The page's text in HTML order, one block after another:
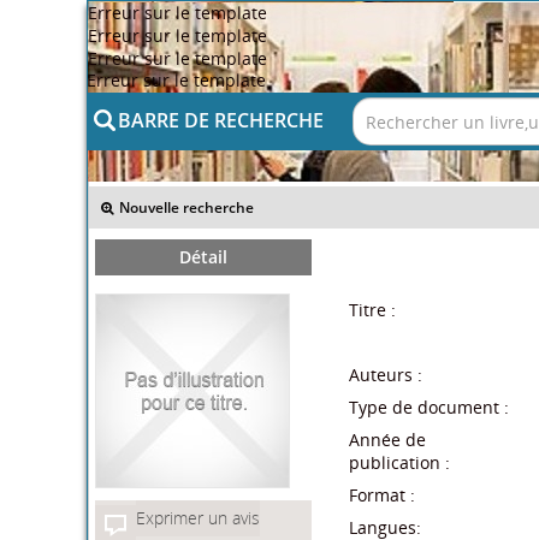
Erreur sur le template
Erreur sur le template
Erreur sur le template
Erreur sur le template
BARRE DE RECHERCHE
>> Retour
Nouvelle recherche
Détail
Exprimer un avis
Titre :
Auteurs :
Type de document :
Année de
publication :
Format :
Langues: